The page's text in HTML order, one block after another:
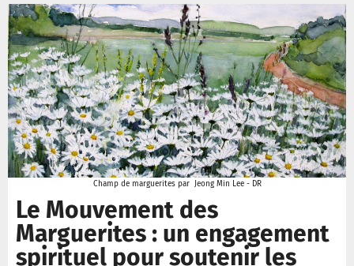
Champ de marguerites par Jeong Min Lee - DR
Le Mouvement des
Marguerites : un engagement
spirituel pour soutenir les